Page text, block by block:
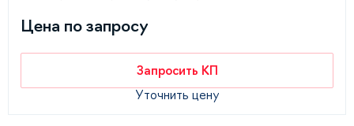
Цена по запросу
Запросить КП
Уточнить цену